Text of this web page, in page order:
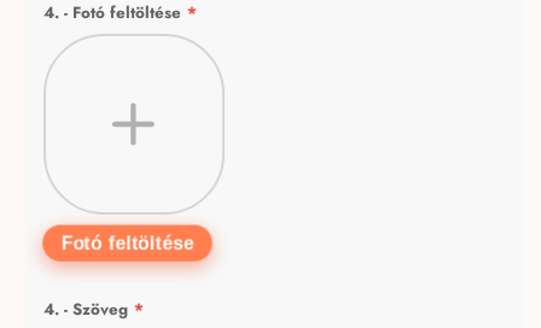
4. - Fotó feltöltése *
Fotó feltöltése
4. - Szöveg *